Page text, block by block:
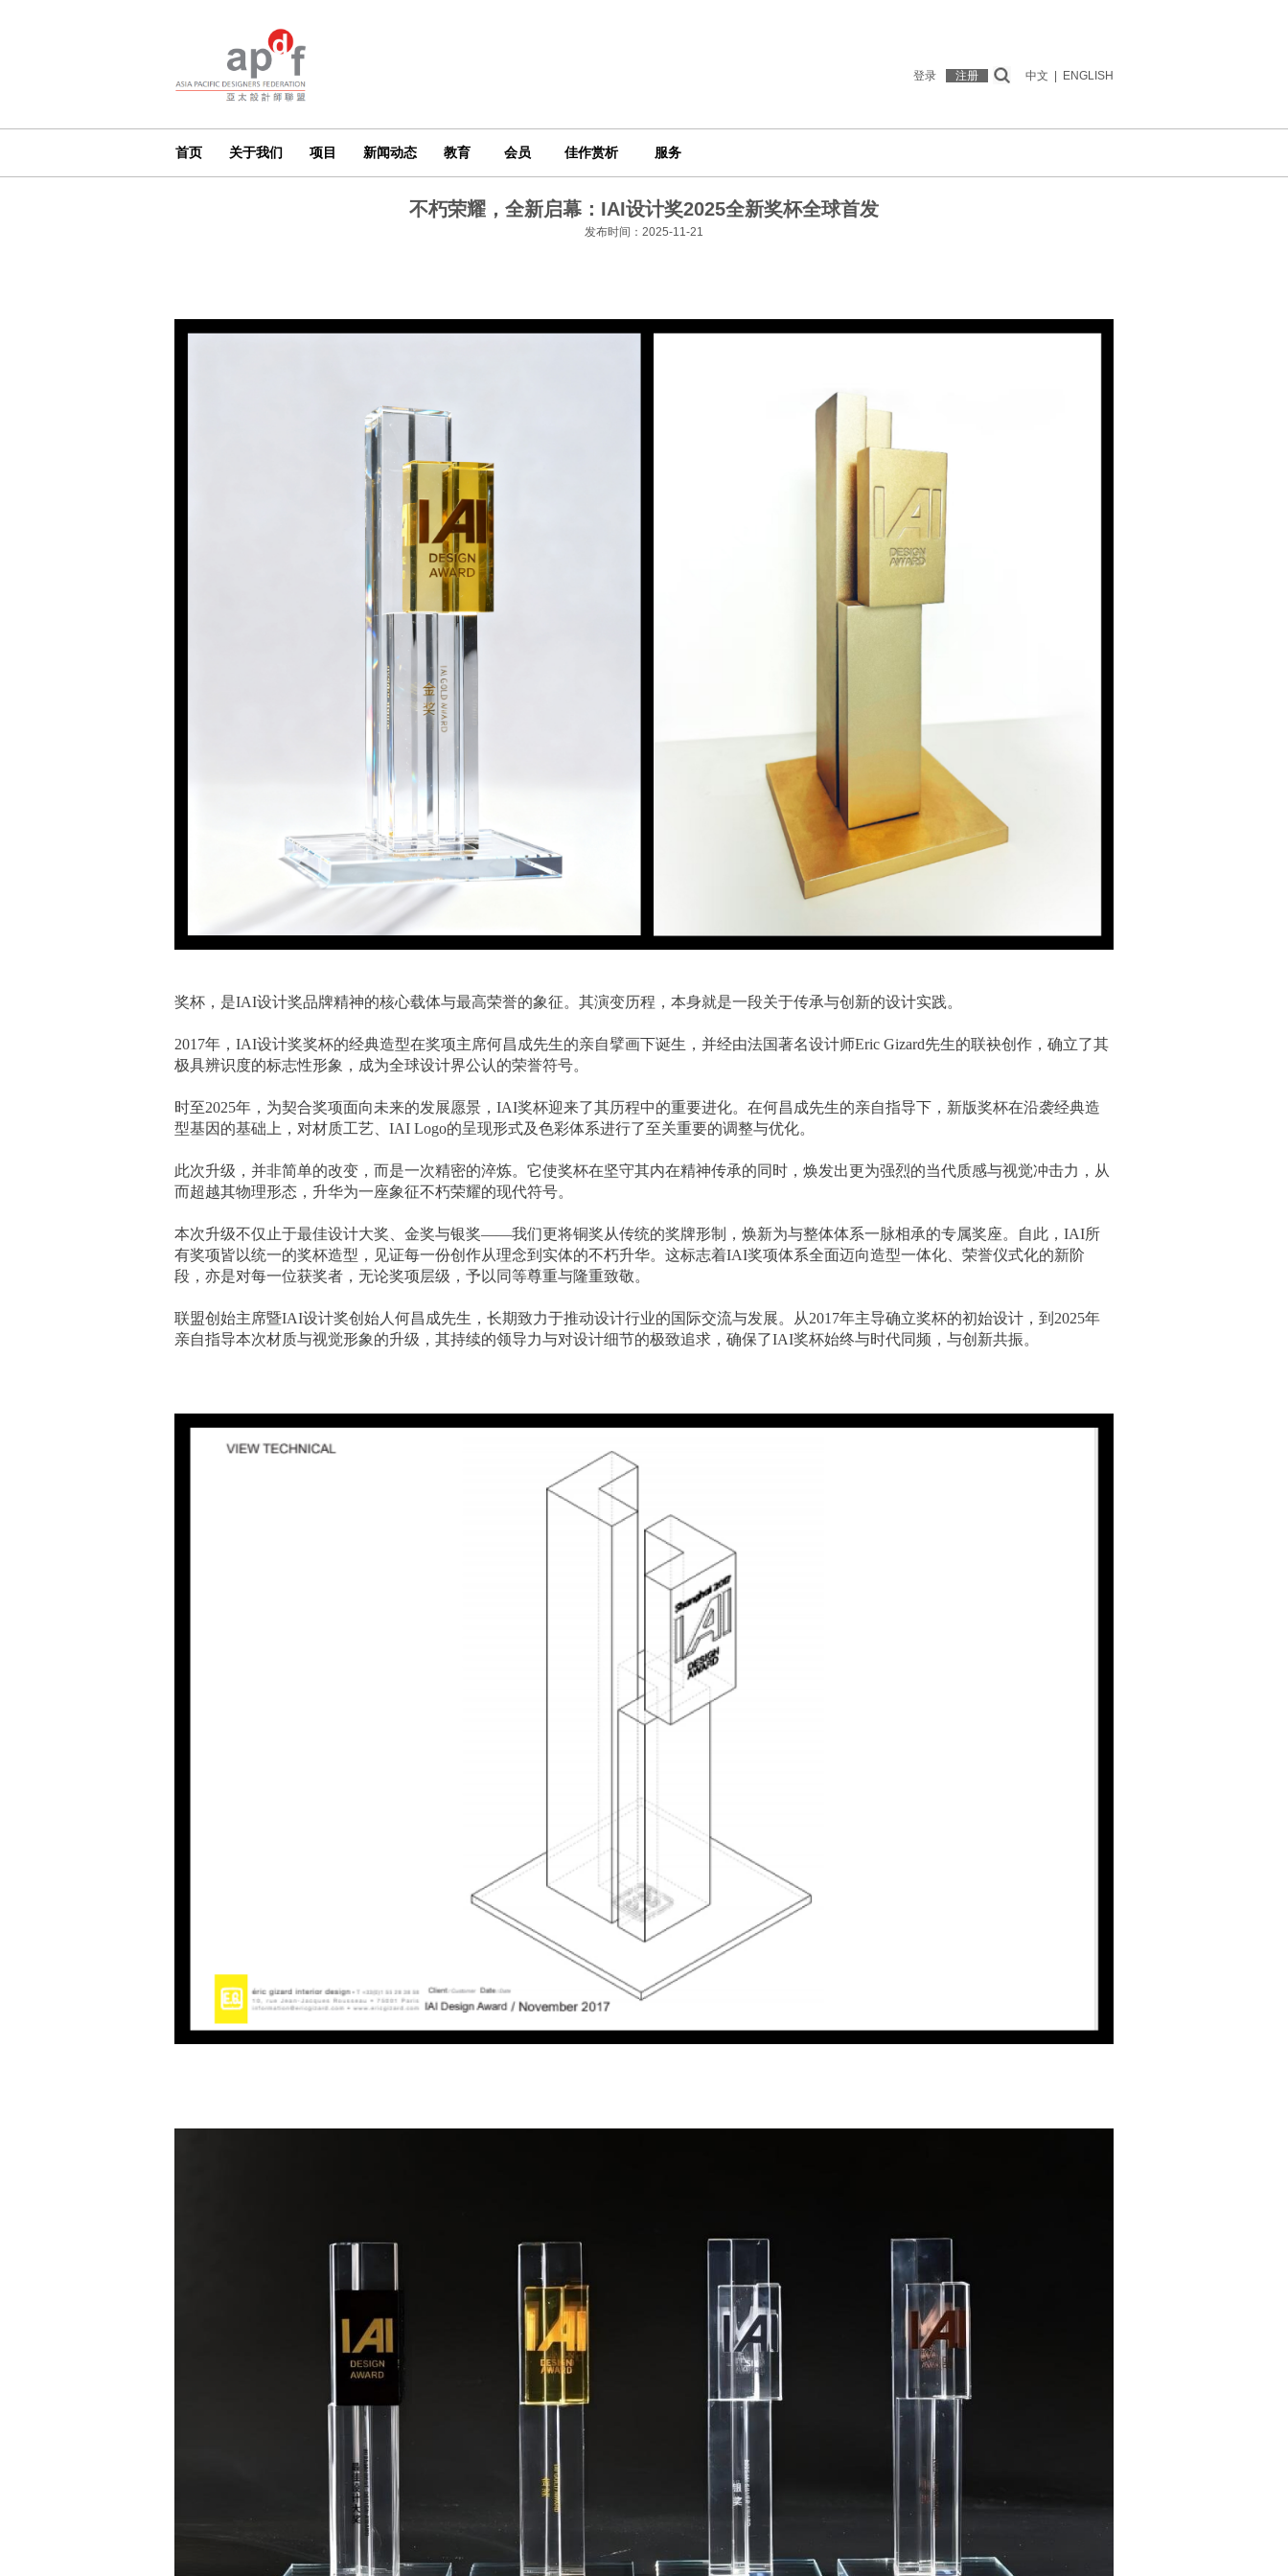
登录 注册 中文 ENGLISH
首页 关于我们 项目 新闻动态 教育 会员 佳作赏析 服务
不朽荣耀，全新启幕：IAI设计奖2025全新奖杯全球首发
发布时间：2025-11-21
奖杯，是IAI设计奖品牌精神的核心载体与最高荣誉的象征。其演变历程，本身就是一段关于传承与创 新的设计实践。
2017年，IAI设计奖奖杯的经典造型在奖项主席何昌成先生的亲自擘画下诞生，并经由法国著名设计师Eric Gizard先生的联袂创作，确立了其
极具辨识度的标志性形象，成为全球设计界公认的荣誉符号。
时至2025年，为契合奖项面向未来的发展愿景，IAI奖杯迎来了其历程中的重要进化。在何昌成先生的亲自指导下，新版奖杯在沿袭经典造
型基因的基础上，对材质工艺、IAI Logo的呈现形式及色彩体系进行了至关重要的调整与优化。
此次升级，并非简单的改变，而是一次精密的淬炼。它使奖杯在坚守其内在精神传承的同时，焕发出更为强烈的当代质感与视觉冲击力，从
而超越其物理形态，升华为一座象征不朽荣耀的现代符号。
本次升级不仅止于最佳设计大奖、金奖与银奖——我们更将铜奖从传统的奖牌形制，焕新为与整体体系一脉相承的专属奖座。自此，IAI所
有奖项皆以统一的奖杯造型，见证每一份创作从理念到实体的不朽升华。这标志着IAI奖项体系全面迈向造型一体化、荣誉仪式化的新阶
段，亦是对每一位获奖者，无论奖项层级，予以同等尊重与隆重致敬。
联盟创始主席暨IAI设计奖创始人何昌成先生，长期致力于推动设计行业的国际交流与发展。从2017年主导确立奖杯的初始设计，到2025年
亲自指导本次材质与视觉形象的升级，其持续的领导力与对设计细节的极致追求，确保了IAI奖杯始终与时代同频，与创新共振。